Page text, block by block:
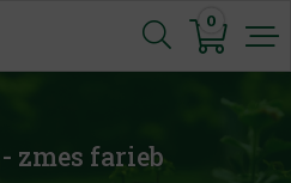
0
zmes farieb